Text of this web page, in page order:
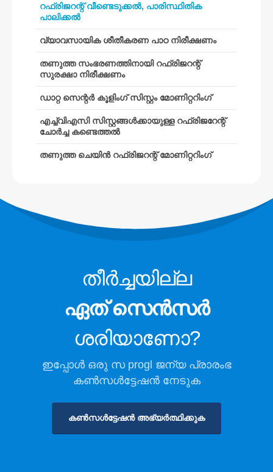
റഫ്രിജറന്റ് വീണ്ടെടുക്കൽ, പാരിസ്ഥിതിക
പാലിക്കൽ
വ്യാവസായിക ശീതീകരണ പാഠ നിരീക്ഷണം
തണുത്ത സംഭരണത്തിനായി റഫ്രിജറന്റ്
സുരക്ഷാ നിരീക്ഷണം
ഡാറ്റ സെന്റർ കൂളിംഗ് സിസ്റ്റം മോണിറ്ററിംഗ്
എച്ച്വിഎസി സിസ്റ്റങ്ങൾക്കായുള്ള റഫ്രിജറേന്റ്
ചോർച്ച കണ്ടെത്തൽ
തണുത്ത ചെയിൻ റഫ്രിജറന്റ് മോണിറ്ററിംഗ്
തീർച്ചയില്ല
ഏത് സെൻസർ
ശരിയാണോ?
ഇപ്പോൾ ഒരു സ progl ജന്യ പ്രാരംഭ
കൺസൾട്ടേഷൻ നേടുക
കൺസൾട്ടേഷൻ അഭ്യർത്ഥിക്കുക
R32 സെൻസർ
R410 സെൻസർ
R454B സെൻസർ
ഞങ്ങളുടെ പരിഹാരം
എച്ച്വിഎസി സിസ്റ്റങ്ങൾക്കായുള്ള
തണുത്ത ചെയിൻ റഫ്രിജറന്റ്
തണുത്ത സംഭരണത്തിനായി
റഫ്രിജറന്റ് സുരക്ഷാ നിരീക്ഷണം
വ്യാവസായിക ശീതീകരണ പാഠ
ഞങ്ങളെ പിന്തുടരുക
വിൻസെൻ. © 2026. എല്ലാ അവകാശങ്ങളും നിക്ഷിപ്തം